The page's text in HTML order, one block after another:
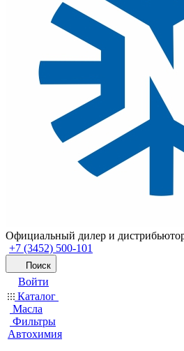
Официальный дилер и
+7 (3452) 500-101
Поиск
Войти
Каталог
Масла
Фильтры
Автохимия